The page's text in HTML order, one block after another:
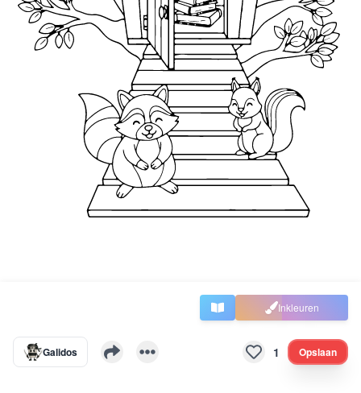
Inkleuren
Galidos 1 Opslaan